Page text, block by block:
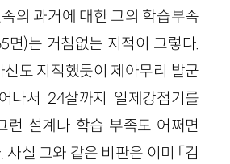
의 과거에 대한 그의 학습부족
면)는 거침없는 지적이 그렇다.
도 지적했듯이 제아무리 발군
나서 24살까지 일제강점기를
런 설계나 학습 부족도 어쩌면
실 그와 같은 비판은 이미 「김